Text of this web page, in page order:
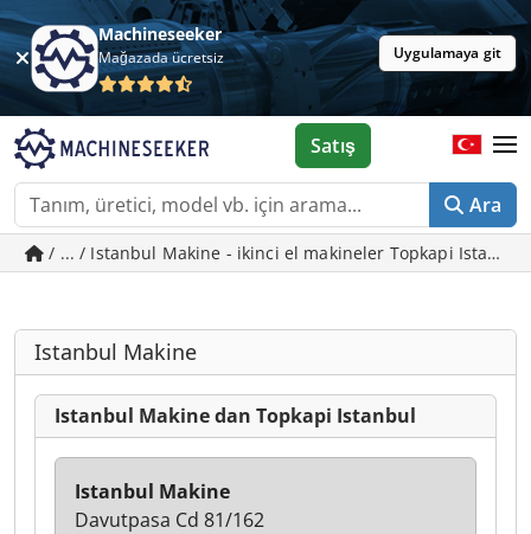
Machineseeker
Mağazada ücretsiz Uygulamaya git
Ara
Satış
/ ... / Istanbul Makine - ikinci el makineler Topkapi Istanbul
Istanbul Makine
Istanbul Makine dan Topkapi Istanbul
Istanbul Makine
Davutpasa Cd 81/162